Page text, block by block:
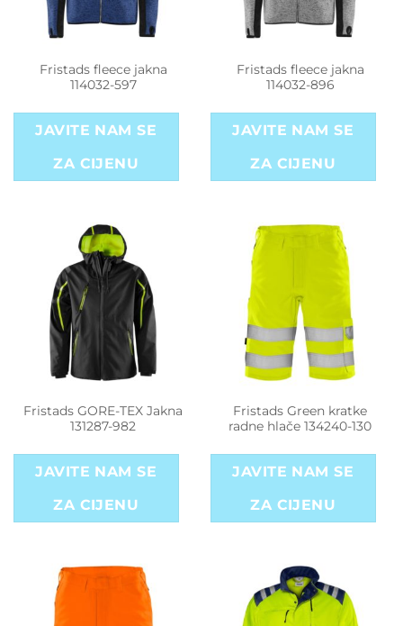
Fristads fleece jakna
114032-597
JAVITE NAM SE
ZA CIJENU
Fristads fleece jakna
114032-896
JAVITE NAM SE
ZA CIJENU
Fristads GORE-TEX Jakna
131287-982
JAVITE NAM SE
ZA CIJENU
Fristads Green kratke
radne hlače 134240-130
JAVITE NAM SE
ZA CIJENU